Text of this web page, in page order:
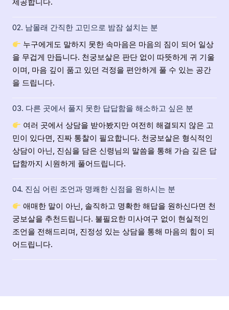
02. 남몰래 간직한 고민으로 밤잠 설치는 분
누구에게도 말하지 못한 속마음은 마음의 짐이 되어 일상
을 무겁게 만듭니다. 천궁보살은 판단 없이 따뜻하게 귀 기울
이며, 마음 깊이 품고 있던 걱정을 편안하게 풀 수 있는 공간
을 드립니다.
03. 다른 곳에서 풀지 못한 답답함을 해소하고 싶은 분
여러 곳에서 상담을 받아봤지만 여전히 해결되지 않은 고
민이 있다면, 진짜 통찰이 필요합니다. 천궁보살은 형식적인
상담이 아닌, 진심을 담은 신령님의 말씀을 통해 가슴 깊은 답
답함까지 시원하게 풀어드립니다.
04. 진심 어린 조언과 명쾌한 신점을 원하시는 분
애매한 말이 아닌, 솔직하고 명확한 해답을 원하신다면 천
궁보살을 추천드립니다. 불필요한 미사여구 없이 현실적인
조언을 전해드리며, 진정성 있는 상담을 통해 마음의 힘이 되
어드립니다.